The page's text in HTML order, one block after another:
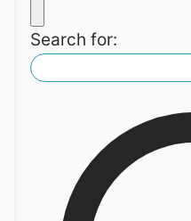
Search for: